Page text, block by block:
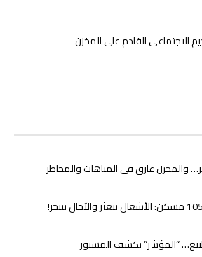
الاجتماعي القادم على المخزن
والمخزن غارق في المتاهات والمخاطر
“المؤشر” تكشف المستور